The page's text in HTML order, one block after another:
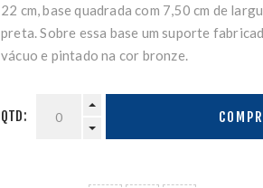
22 cm, base quadrada com 7,50 cm de
preta. Sobre essa base um suporte
vácuo e pintado na cor bronze.
QTD: